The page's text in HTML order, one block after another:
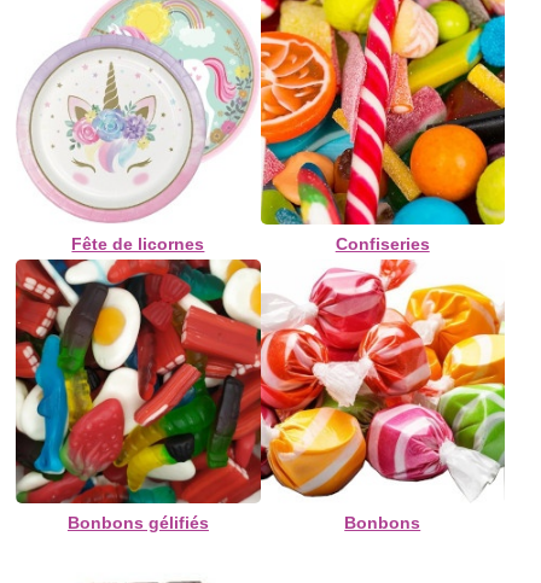
Fête de licornes Confiseries
Bonbons gélifiés Bonbons